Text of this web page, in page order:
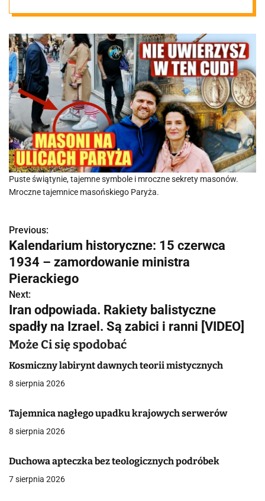
Puste świątynie, tajemne symbole i mroczne sekrety masonów.
Mroczne tajemnice masońskiego Paryża.
N
a
w
i
g
a
c
j
a
w
p
i
Previous:
Kalendarium historyczne: 15 czerwca
1934 – zamordowanie ministra
Pierackiego
Next:
Iran odpowiada. Rakiety balistyczne
spadły na Izrael. Są zabici i ranni [VIDEO]
Może Ci się spodobać
Kosmiczny labirynt dawnych teorii mistycznych
8 sierpnia 2026
Tajemnica nagłego upadku krajowych serwerów
8 sierpnia 2026
Duchowa apteczka bez teologicznych podróbek
7 sierpnia 2026